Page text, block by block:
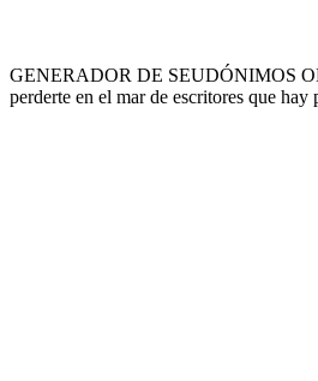
GENERADOR DE SEUDÓNIMOS
perderte en el mar de escritores que